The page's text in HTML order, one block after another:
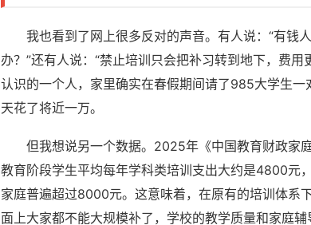
我也看到了网上很多反对的声音。有人说：“有钱
办？”还有人说：“禁止培训只会把补习转到地下，费
认识的一个人，家里确实在春假期间请了985大学生
天花了将近一万。
但我想说另一个数据。2025年《中国教育财政家
教育阶段学生平均每年学科类培训支出大约是4800元
家庭普遍超过8000元。这意味着，在原有的培训体系
面上大家都不能大规模补了，学校的教学质量和家庭辅